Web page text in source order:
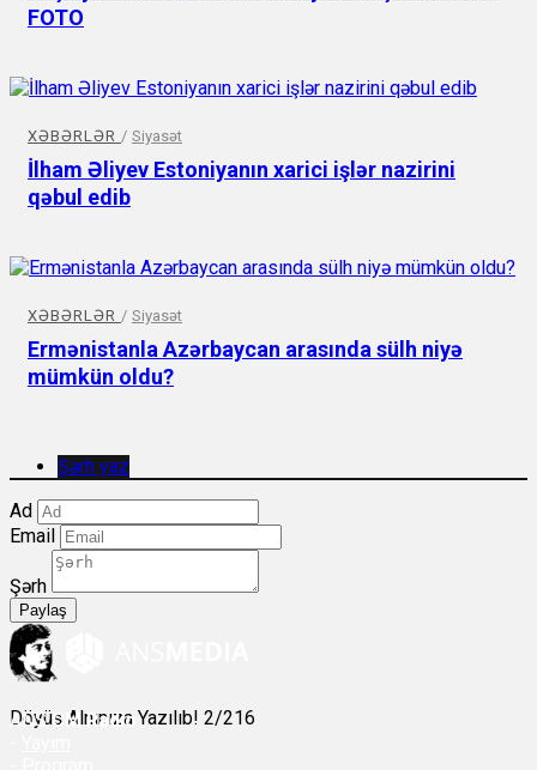
FOTO
XƏBƏRLƏR / Siyasət
İlham Əliyev Estoniyanın xarici işlər nazirini
qəbul edib
XƏBƏRLƏR / Siyasət
Ermənistanla Azərbaycan arasında sülh niyə
mümkün oldu?
Şərh yaz
Ad
Email
Şərh
Paylaş
Döyüş Alnınıza Yazılıb! 2/216
ANSÇM Radio